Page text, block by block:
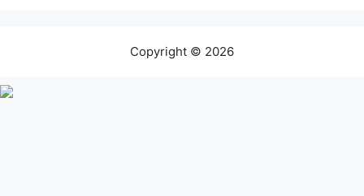
Copyright © 2026